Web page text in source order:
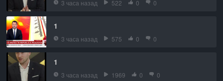
3 часа назад 522 0 0
1
3 часа назад 575 0 0
1
3 часа назад 1969 0 0